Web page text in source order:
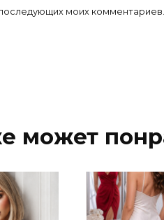
моих комментариев.
может